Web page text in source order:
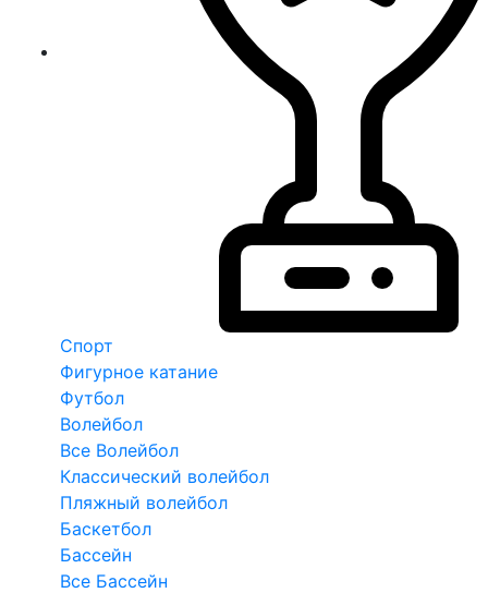
Спорт
Фигурное катание
Футбол
Волейбол
Все Волейбол
Классический волейбол
Пляжный волейбол
Баскетбол
Бассейн
Все Бассейн